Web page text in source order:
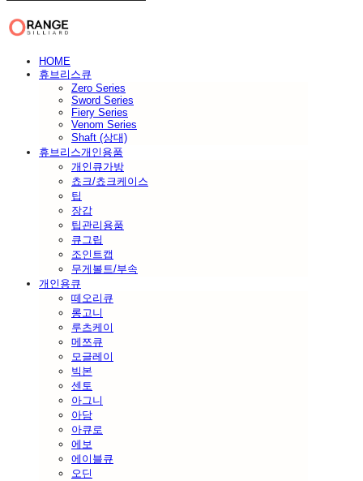
HOME
휴브리스큐
Zero Series
Sword Series
Fiery Series
Venom Series
Shaft (상대)
휴브리스개인용품
개인큐가방
쵸크/쵸크케이스
팁
장갑
팁관리용품
큐그립
조인트캡
무게볼트/부속
개인용큐
떼오리큐
롱고니
루츠케이
메쯔큐
모글레이
빅본
센토
아그니
아담
아큐로
에보
에이블큐
오딘